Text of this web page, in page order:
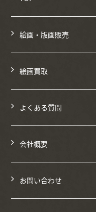
絵画・版画販売
絵画買取
よくある質問
会社概要
お問い合わせ